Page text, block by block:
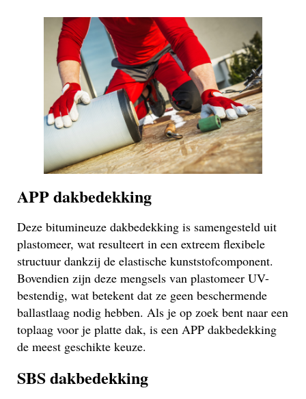
APP dakbedekking
Deze bitumineuze dakbedekking is samengesteld uit
plastomeer, wat resulteert in een extreem flexibele
structuur dankzij de elastische kunststofcomponent.
Bovendien zijn deze mengsels van plastomeer UV-
bestendig, wat betekent dat ze geen beschermende
ballastlaag nodig hebben. Als je op zoek bent naar een
toplaag voor je platte dak, is een APP dakbedekking
de meest geschikte keuze.
SBS dakbedekking